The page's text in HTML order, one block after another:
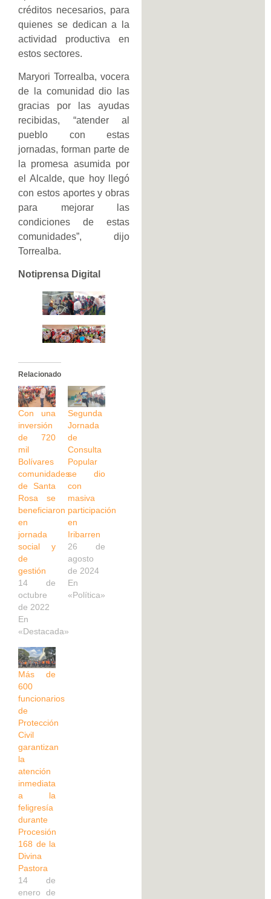
créditos necesarios, para
quienes se dedican a la
actividad productiva en
estos sectores.
Maryori Torrealba, vocera
de la comunidad dio las
gracias por las ayudas
recibidas, “atender al
pueblo con estas
jornadas, forman parte de
la promesa asumida por
el Alcalde, que hoy llegó
con estos aportes y obras
para mejorar las
condiciones de estas
comunidades”, dijo
Torrealba.
Notiprensa Digital
Relacionado
Con una
inversión
de 720
mil
Bolívares
comunidades
de Santa
Rosa se
beneficiaron
en
jornada
social y
de
gestión
14 de
octubre
de 2022
En
«Destacada»
Segunda
Jornada
de
Consulta
Popular
se dio
con
masiva
participación
en
Iribarren
26 de
agosto
de 2024
En
«Política»
Más de
600
funcionarios
de
Protección
Civil
garantizan
la
atención
inmediata
a la
feligresía
durante
Procesión
168 de la
Divina
Pastora
14 de
enero de